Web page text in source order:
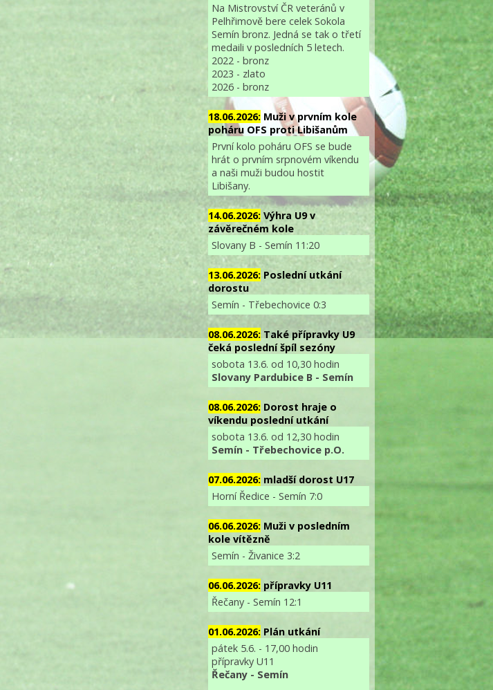
Na Mistrovství ČR veteránů v
Pelhřimově bere celek Sokola
Semín bronz. Jedná se tak o třetí
medaili v posledních 5 letech.
2022 - bronz
2023 - zlato
2026 - bronz
18.06.2026: Muži v prvním kole
poháru OFS proti Libišanům
První kolo poháru OFS se bude
hrát o prvním srpnovém víkendu
a naši muži budou hostit
Libišany.
14.06.2026: Výhra U9 v
závěrečném kole
Slovany B - Semín 11:20
13.06.2026: Poslední utkání
dorostu
Semín - Třebechovice 0:3
08.06.2026: Také přípravky U9
čeká poslední špíl sezóny
sobota 13.6. od 10,30 hodin
Slovany Pardubice B - Semín
08.06.2026: Dorost hraje o
víkendu poslední utkání
sobota 13.6. od 12,30 hodin
Semín - Třebechovice p.O.
07.06.2026: mladší dorost U17
Horní Ředice - Semín 7:0
06.06.2026: Muži v posledním
kole vítězně
Semín - Živanice 3:2
06.06.2026: přípravky U11
Řečany - Semín 12:1
01.06.2026: Plán utkání
pátek 5.6. - 17,00 hodin
přípravky U11
Řečany - Semín